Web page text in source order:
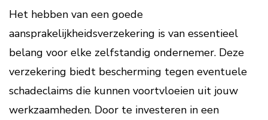
Het hebben van een goede
aansprakelijkheidsverzekering is van essentieel
belang voor elke zelfstandig ondernemer. Deze
verzekering biedt bescherming tegen eventuele
schadeclaims die kunnen voortvloeien uit jouw
werkzaamheden. Door te investeren in een